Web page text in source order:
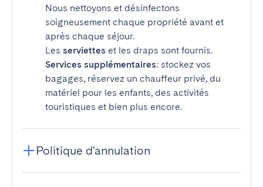
Nous nettoyons et désinfectons
soigneusement chaque propriété avant et
après chaque séjour.
Les serviettes et les draps sont fournis.
Services supplémentaires: stockez vos
bagages, réservez un chauffeur privé, du
matériel pour les enfants, des activités
touristiques et bien plus encore.
Politique d'annulation